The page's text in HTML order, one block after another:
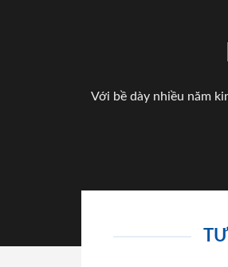
Với bề dày nhiều năm